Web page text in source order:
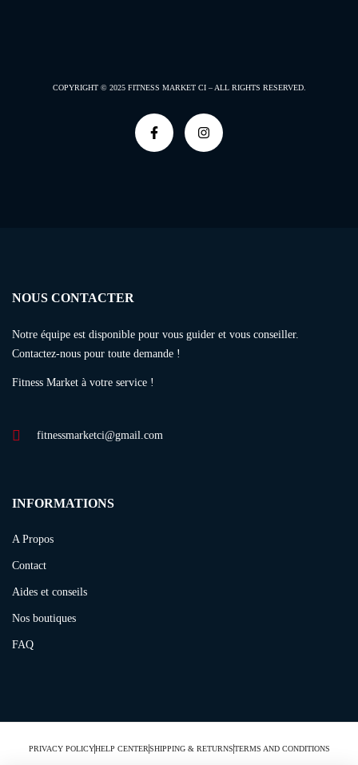
NOUS CONTACTER
Notre équipe est disponible pour vous guider et vous conseiller.
Contactez-nous pour toute demande !
Fitness Market à votre service !
fitnessmarketci@gmail.com
COPYRIGHT © 2025 FITNESS MARKET CI – ALL RIGHTS RESERVED.
INFORMATIONS
A Propos
Contact
Aides et conseils
Nos boutiques
FAQ
PRIVACY POLICYHELP CENTERSHIPPING & RETURNSTERMS AND CONDITIONS